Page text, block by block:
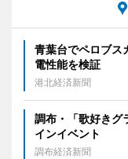
青葉台でペロブ
電性能を検証
港北経済新聞
調布・「歌好き
インイベント
調布経済新聞